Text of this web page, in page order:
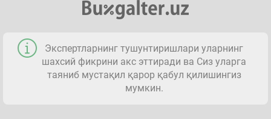
Экспертларнинг тушунтиришлари уларнинг
шахсий фикрини акс эттиради ва Сиз уларга
таяниб мустақил қарор қабул қилишингиз
мумкин.